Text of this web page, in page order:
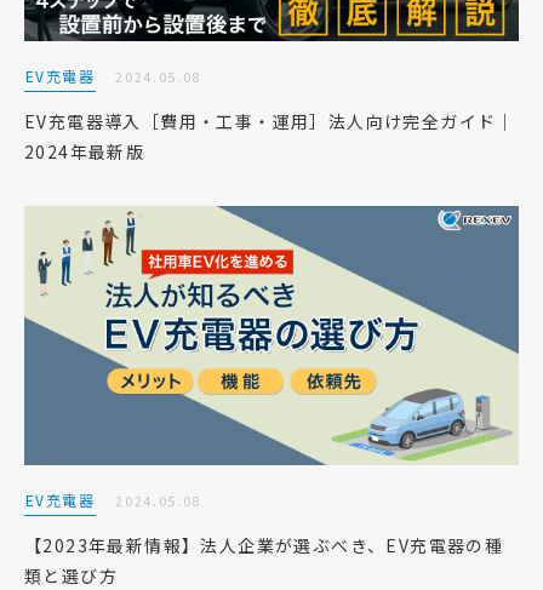
EV充電器 2024.05.08
EV充電器導入［費用・工事・運用］法人向け完全ガイド｜
2024年最新版
EV充電器 2024.05.08
【2023年最新情報】法人企業が選ぶべき、EV充電器の種
類と選び方